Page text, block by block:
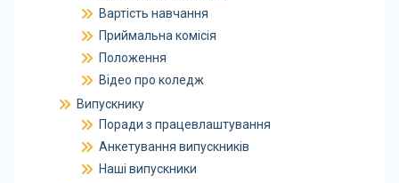
Вартість навчання
Приймальна комісія
Положення
Відео про коледж
Випускнику
Поради з працевлаштування
Анкетування випускників
Наші випускники